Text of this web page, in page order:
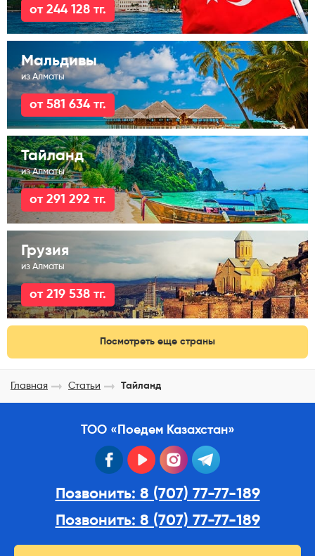
от 244 128 тг.
Мальдивы
из Алматы
от 581 634 тг.
Тайланд
из Алматы
от 291 292 тг.
Грузия
из Алматы
от 219 538 тг.
Посмотреть еще страны
Главная Статьи Тайланд
ТОО «Поедем Казахстан»
facebook youtube instagram
Позвонить: 8 (707) 77-77-189
Позвонить: 8 (707) 77-77-189